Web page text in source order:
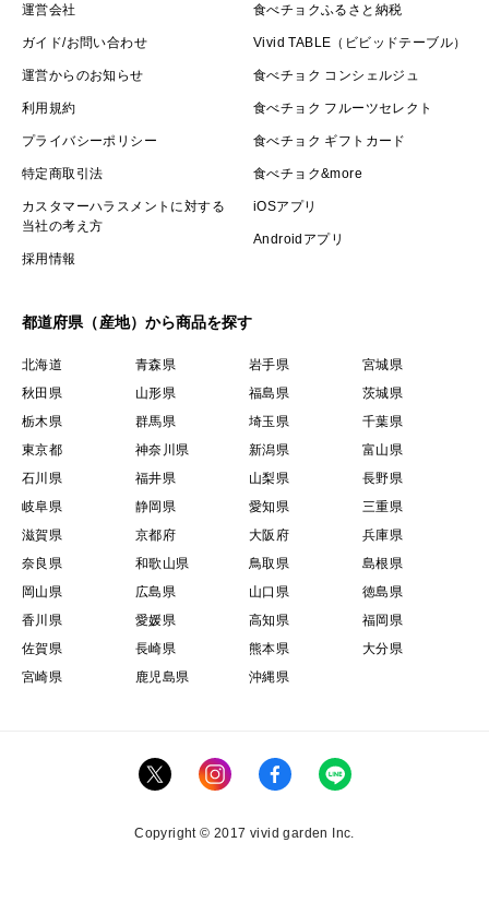
運営会社
ガイド/お問い合わせ
運営からのお知らせ
利用規約
プライバシーポリシー
特定商取引法
カスタマーハラスメントに対する
当社の考え方
採用情報
食べチョクふるさと納税
Vivid TABLE（ビビッドテーブル）
食べチョク コンシェルジュ
食べチョク フルーツセレクト
食べチョク ギフトカード
食べチョク&more
iOSアプリ
Androidアプリ
都道府県（産地）から商品を探す
北海道 青森県 岩手県
宮城県
秋田県
山形県 福島県
茨城県
栃木県
群馬県 埼玉県
千葉県
東京都
神奈川県 新潟県
富山県
石川県
福井県 山梨県
長野県
岐阜県
静岡県 愛知県
三重県
滋賀県
京都府 大阪府
兵庫県
奈良県
和歌山県 鳥取県
島根県
岡山県
広島県 山口県
徳島県
香川県
愛媛県 高知県
福岡県
佐賀県
長崎県 熊本県
大分県
宮崎県
鹿児島県 沖縄県
Copyright © 2017 vivid garden Inc.